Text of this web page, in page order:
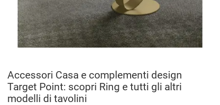
Accessori Casa e complementi design
Target Point: scopri Ring e tutti gli altri
modelli di tavolini